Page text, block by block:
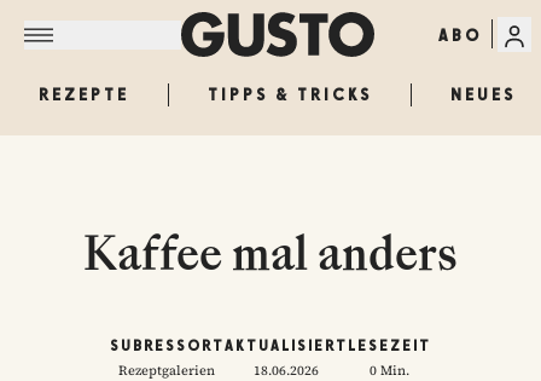
ABO
REZEPTE TIPPS & TRICKS NEUES
Kaffee mal anders
SUBRESSORT
Rezeptgalerien
AKTUALISIERT
18.06.2026
LESEZEIT
0 Min.